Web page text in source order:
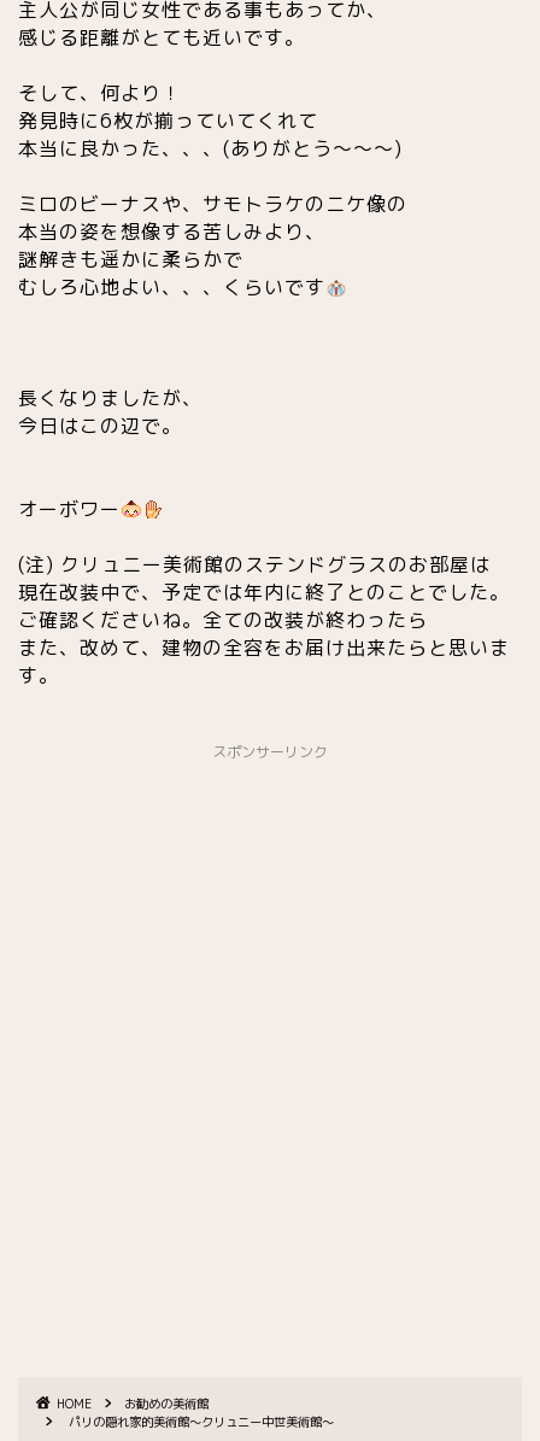
主人公が同じ女性である事もあってか、
感じる距離がとても近いです。
そして、何より！
発見時に6枚が揃っていてくれて
本当に良かった、、、(ありがとう〜〜〜)
ミロのビーナスや、サモトラケのニケ像の
本当の姿を想像する苦しみより、
謎解きも遥かに柔らかで
むしろ心地よい、、、くらいです
長くなりましたが、
今日はこの辺で。
オーボワー
(注) クリュニー美術館のステンドグラスのお部屋は
現在改装中で、予定では年内に終了とのことでした。
ご確認くださいね。全ての改装が終わったら
また、改めて、建物の全容をお届け出来たらと思いま
す。
スポンサーリンク
HOME
お勧めの美術館
パリの隠れ家的美術館〜クリュニー中世美術館〜